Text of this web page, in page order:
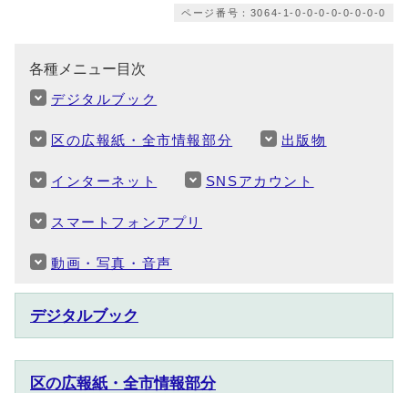
ページ番号：3064-1-0-0-0-0-0-0-0-0
各種メニュー目次
デジタルブック
区の広報紙・全市情報部分 出版物
インターネット SNSアカウント
スマートフォンアプリ
動画・写真・音声
デジタルブック
区の広報紙・全市情報部分